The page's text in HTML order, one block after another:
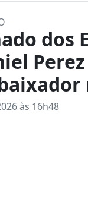
dos
às 16h48